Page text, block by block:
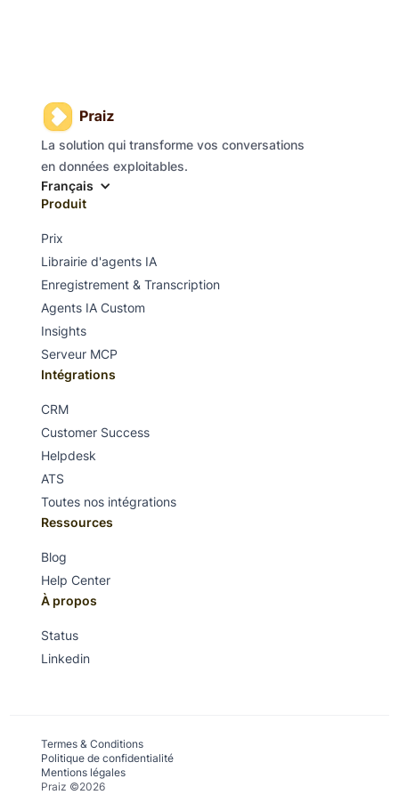
La solution qui transforme vos conversations
en données exploitables.
Français
Produit
Prix
Librairie d'agents IA
Enregistrement & Transcription
Agents IA Custom
Insights
Serveur MCP
Intégrations
CRM
Customer Success
Helpdesk
ATS
Toutes nos intégrations
Ressources
Blog
Help Center
À propos
Status
Linkedin
Termes & Conditions
Politique de confidentialité
Mentions légales
Praiz ©2026